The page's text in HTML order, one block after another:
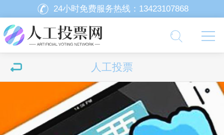
24小时免费服务热线： 13423107868
人工投票